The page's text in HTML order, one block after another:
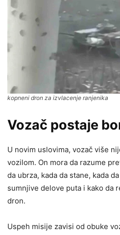
kopneni dron za izvlacenje ranjenika
Vozač postaje
U novim uslovima, vozač više
vozilom. On mora da razume
da ubrza, kada da stane, kada
sumnjive delove puta i kako da
dron.
Uspeh misije zavisi od obuke